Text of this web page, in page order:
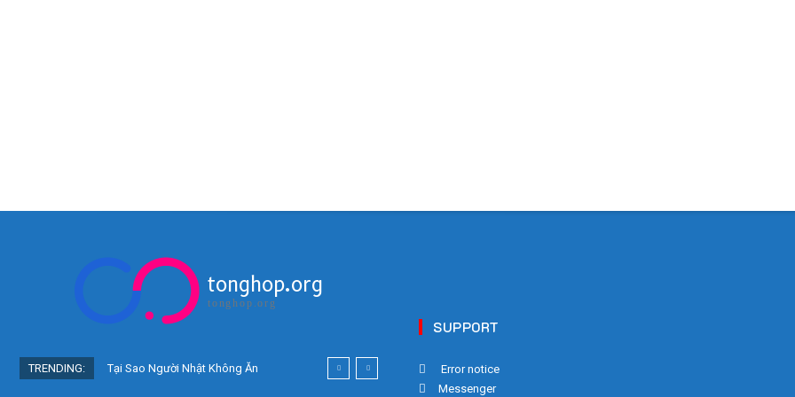
tonghop.org
tonghop.org
TRENDING:
Tại Sao Người Nhật Không Ăn
SUPPORT
Error notice
Messenger